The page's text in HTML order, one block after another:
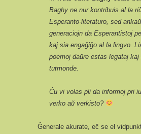
Baghy ne nur kontribuis al la
Esperanto-literaturo, sed
generaciojn da Esperantistoj
kaj sia engaĝiĝo al la lingvo.
poemoj daŭre estas legataj kaj
tutmonde.
Ĉu vi volas pli da informoj pri
verko aŭ verkisto?
Ĝenerale akurate, eĉ se el